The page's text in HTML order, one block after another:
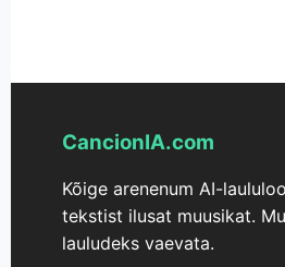
CancionIA.com
Kõige arenenum AI-
tekstist ilusat muusikat.
lauludeks vaevata.